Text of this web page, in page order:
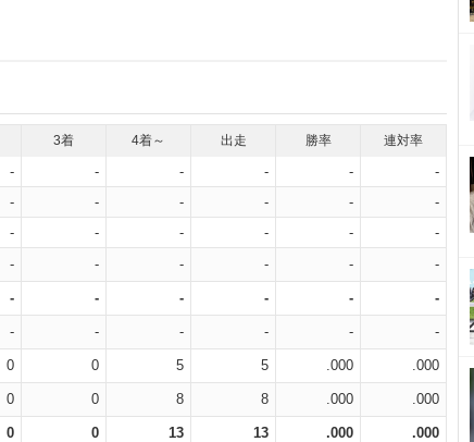
3着 4着～ 出走 勝率 連対率
- - - - -
-
- - - - -
-
- - - - -
-
- - - - - -
- - - - - -
- - - - - -
0 0 5 5 .000 .000
0 0 8 8 .000 .000
0 0 13 13 .000 .000